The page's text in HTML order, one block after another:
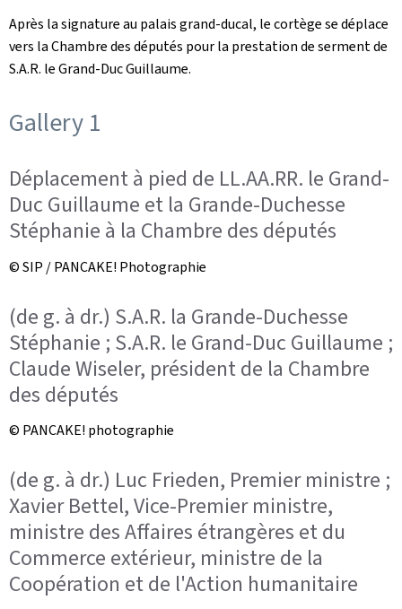
Après la signature au palais grand-ducal, le cortège se déplace
vers la Chambre des députés pour la prestation de serment de
S.A.R. le Grand-Duc Guillaume.
Gallery 1
Déplacement à pied de LL.AA.RR. le Grand-
Duc Guillaume et la Grande-Duchesse
Stéphanie à la Chambre des députés
© SIP / PANCAKE! Photographie
(de g. à dr.) S.A.R. la Grande-Duchesse
Stéphanie ; S.A.R. le Grand-Duc Guillaume ;
Claude Wiseler, président de la Chambre
des députés
© PANCAKE! photographie
(de g. à dr.) Luc Frieden, Premier ministre ;
Xavier Bettel, Vice-Premier ministre,
ministre des Affaires étrangères et du
Commerce extérieur, ministre de la
Coopération et de l'Action humanitaire